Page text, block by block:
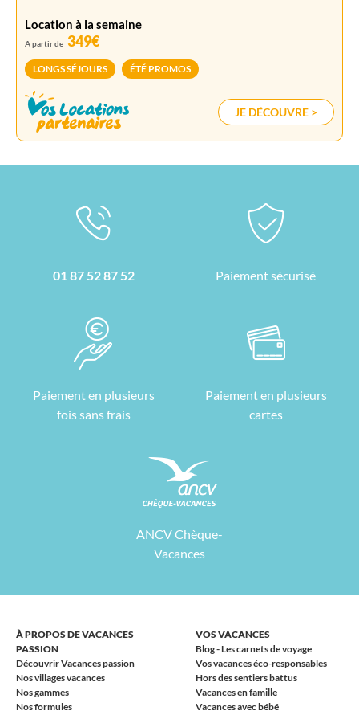
Location à la semaine
A partir de 349€
LONGS SÉJOURS ÉTÉ PROMOS
JE DÉCOUVRE >
01 87 52 87 52 Paiement sécurisé
Paiement en plusieurs
fois sans frais
Paiement en plusieurs
cartes
ANCV Chèque-
Vacances
À PROPOS DE VACANCES
PASSION
Découvrir Vacances passion
Nos villages vacances
Nos gammes
Nos formules
VOS VACANCES
Blog - Les carnets de voyage
Vos vacances éco-responsables
Hors des sentiers battus
Vacances en famille
Vacances avec bébé